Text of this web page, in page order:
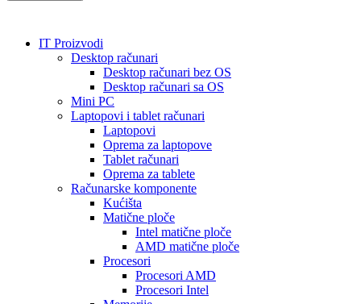
IT Proizvodi
Desktop računari
Desktop računari bez OS
Desktop računari sa OS
Mini PC
Laptopovi i tablet računari
Laptopovi
Oprema za laptopove
Tablet računari
Oprema za tablete
Računarske komponente
Kućišta
Matične ploče
Intel matične ploče
AMD matične ploče
Procesori
Procesori AMD
Procesori Intel